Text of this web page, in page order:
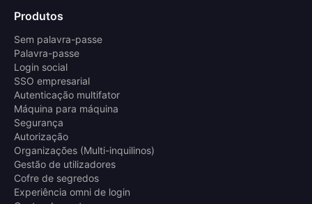
Produtos
Sem palavra-passe
Palavra-passe
Login social
SSO empresarial
Autenticação multifator
Máquina para máquina
Segurança
Autorização
Organizações (Multi-inquilinos)
Gestão de utilizadores
Cofre de segredos
Experiência omni de login